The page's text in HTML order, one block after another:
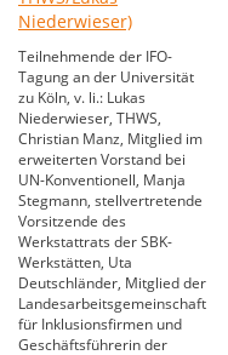
Teilnehmende der IFO-
Tagung an der Universität
zu Köln, v. li.: Lukas
Niederwieser, THWS,
Christian Manz, Mitglied im
erweiterten Vorstand bei
UN-Konventionell, Manja
Stegmann, stellvertretende
Vorsitzende des
Werkstattrats der SBK-
Werkstätten, Uta
Deutschländer, Mitglied der
Landesarbeitsgemeinschaft
für Inklusionsfirmen und
Geschäftsführerin der